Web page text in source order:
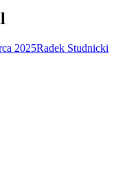
2025Radek Studnicki